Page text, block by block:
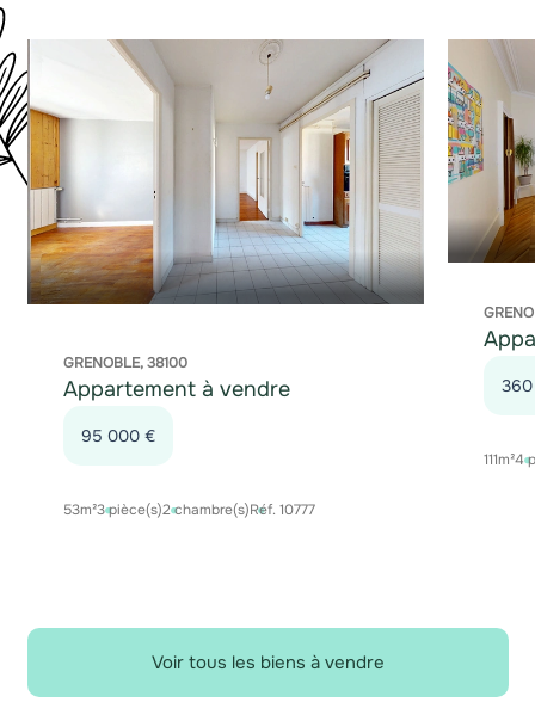
GRENOBLE, 38100
Appartement à vendre
95 000 €
53m²3 pièce(s)2 chambre(s)Réf. 10777
111m²4
Voir tous les biens à vendre